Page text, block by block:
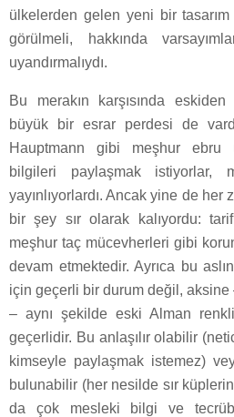
ülkelerden gelen yeni bir
görülmeli, hakkında
uyandırmalıydı.
Bu merakın karşısında
büyük bir esrar perdesi de
Hauptmann gibi meşhur ebru
bilgileri paylaşmak istiyorlar,
yayınlıyorlardı. Ancak yine de her
bir şey sır olarak kalıyordu:
meşhur taç mücevherleri gibi
devam etmektedir. Ayrıca bu
için geçerli bir durum değil,
– aynı şekilde eski Alman
geçerlidir. Bu anlaşılır olabilir
kimseyle paylaşmak istemez)
bulunabilir (her nesilde sır
da çok mesleki bilgi ve